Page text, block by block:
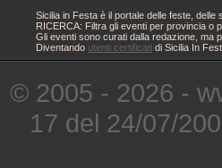
Sicilia in Festa è il portale delle feste,
RICERCA: Filtra gli eventi per provincia o
Gli eventi sono curati dalla redazione, ma
Diventando utenti certificati di Sicilia In
© 2005 - 2026 -
17 del 24/07/